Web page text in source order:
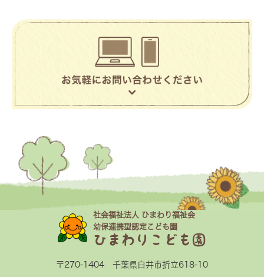
社会福祉法人 ひまわり福祉会
幼保連携型認定こども園
ひまわりこども園
〒270-1404 千葉県白井市折立618-10